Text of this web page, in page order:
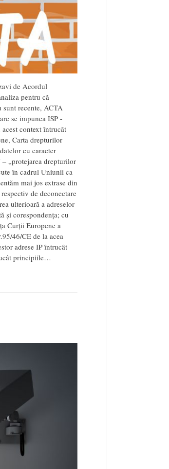
de Acordul
pentru că
recente, ACTA
se impunea ISP -
context întrucât
Carta drepturilor
cu caracter
„protejarea drepturilor
în cadrul Uniunii ca
mai jos extrase din
de deconectare
ulterioară a adreselor
și corespondența; cu
Curții Europene a
46/CE de la acea
adrese IP întrucât
principiile…